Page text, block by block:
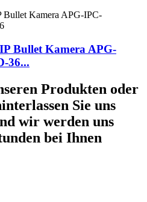
Bullet Kamera APG-
36...
Produkten oder
Sie uns
wir werden uns
bei Ihnen